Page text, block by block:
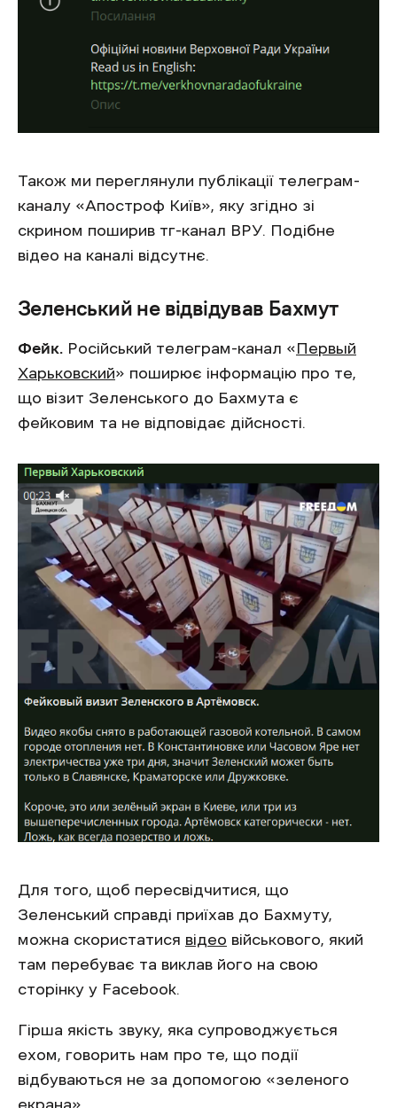
Також ми переглянули публікації телеграм-
каналу «Апостроф Київ», яку згідно зі
скрином поширив тг-канал ВРУ. Подібне
відео на каналі відсутнє.
Зеленський не відвідував Бахмут
Фейк. Російський телеграм-канал «Первый
Харьковский» поширює інформацію про те,
що візит Зеленського до Бахмута є
фейковим та не відповідає дійсності.
Для того, щоб пересвідчитися, що
Зеленський справді приїхав до Бахмуту,
можна скористатися відео військового, який
там перебуває та виклав його на свою
сторінку у Facebook.
Гірша якість звуку, яка супроводжується
ехом, говорить нам про те, що події
відбуваються не за допомогою «зеленого
екрана».